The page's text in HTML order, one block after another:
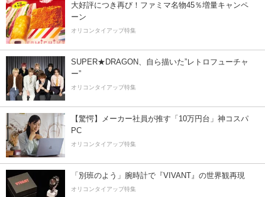
大好評につき再び！ファミマ名物45％増量キャンペ
ーン
オリコンタイアップ特集
SUPER★DRAGON、自ら描いた”レトロフューチャ
ー”
オリコンタイアップ特集
【驚愕】メーカー社員が推す「10万円台」神コスパ
PC
オリコンタイアップ特集
「別班のよう」腕時計で『VIVANT』の世界観再現
オリコンタイアップ特集